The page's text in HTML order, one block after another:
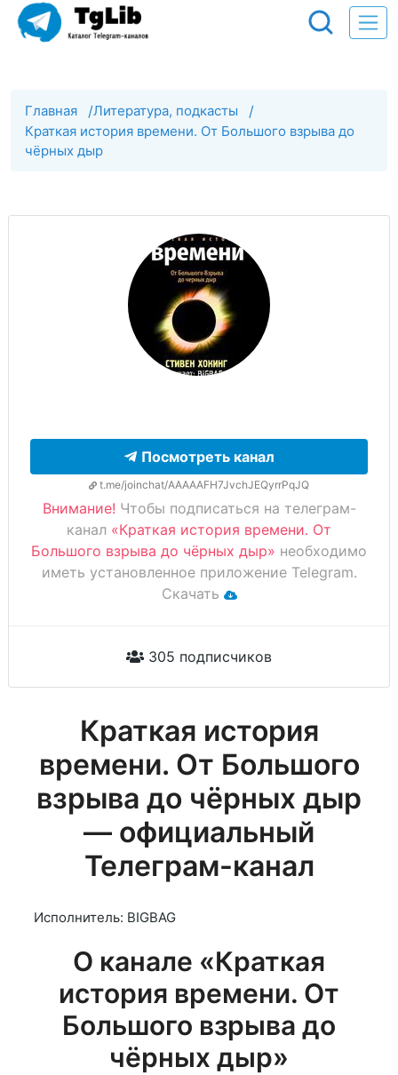
Главная /Литература, подкасты /
Краткая история времени. От Большого взрыва до
чёрных дыр
Посмотреть канал
t.me/joinchat/AAAAAFH7JvchJEQyrrPqJQ
Внимание! Чтобы подписаться на телеграм-
канал «Краткая история времени. От
Большого взрыва до чёрных дыр» необходимо
иметь установленное приложение Telegram.
Скачать
305 подписчиков
Краткая история
времени. От Большого
взрыва до чёрных дыр
— официальный
Телеграм-канал
Исполнитель: BIGBAG
О канале «Краткая
история времени. От
Большого взрыва до
чёрных дыр»